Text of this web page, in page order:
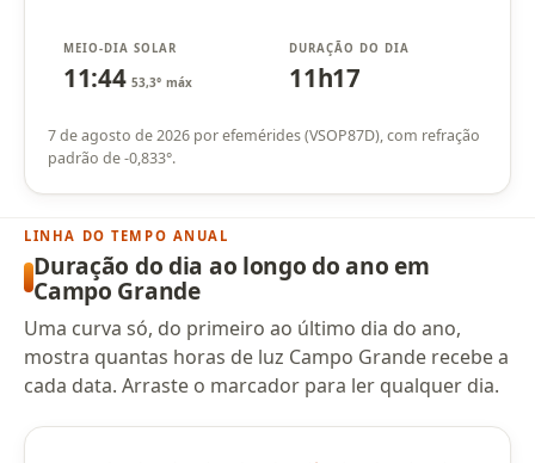
MEIO-DIA SOLAR
11:44 53,3° máx
DURAÇÃO DO DIA
11h17
7 de agosto de 2026 por efemérides (VSOP87D), com refração
padrão de -0,833°.
LINHA DO TEMPO ANUAL
Duração do dia ao longo do ano em
Campo Grande
Uma curva só, do primeiro ao último dia do ano,
mostra quantas horas de luz Campo Grande recebe a
cada data. Arraste o marcador para ler qualquer dia.